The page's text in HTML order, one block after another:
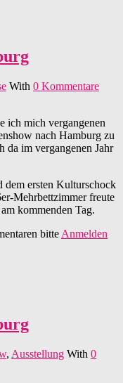
With 0 Kommentare
ich mich vergangenen
nach Hamburg zu
da im vergangenen Jahr
dem ersten Kulturschock
Mehrbettzimmer freute
kommenden Tag.
bitte Anmelden
, Ausstellung With 0